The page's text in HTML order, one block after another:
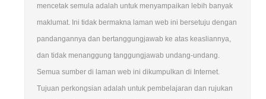
mencetak semula adalah untuk menyampaikan lebih banyak
maklumat. Ini tidak bermakna laman web ini bersetuju dengan
pandangannya dan bertanggungjawab ke atas keasliannya,
dan tidak menanggung tanggungjawab undang-undang.
Semua sumber di laman web ini dikumpulkan di Internet.
Tujuan perkongsian adalah untuk pembelajaran dan rujukan